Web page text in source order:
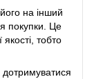
на інший
покупки. Це
тобто